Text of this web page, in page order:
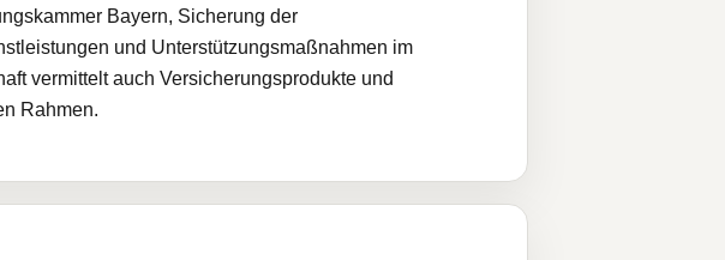
Bayern, Sicherung der
und Unterstützungsmaßnahmen im
vermittelt auch Versicherungsprodukte und
Rahmen.